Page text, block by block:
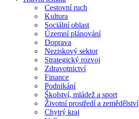
Cestovní ruch
Kultura
Sociální oblast
Územní plánování
Doprava
Neziskový sektor
Strategický rozvoj
Zdravotnictví
Finance
Podnikání
Školství, mládež a sport
Životní prostředí a zemědělství
Chytrý kraj